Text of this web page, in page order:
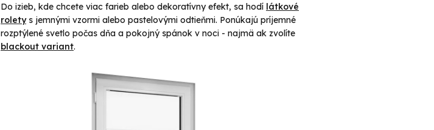
Do izieb, kde chcete viac farieb alebo dekoratívny efekt, sa hodí látkové
roletys jemnými vzormi alebo pastelovými odtieňmi. Ponúkajú príjemné
rozptýlené svetlo počas dňa a pokojný spánok v noci - najmä ak zvolíte
blackout variant.